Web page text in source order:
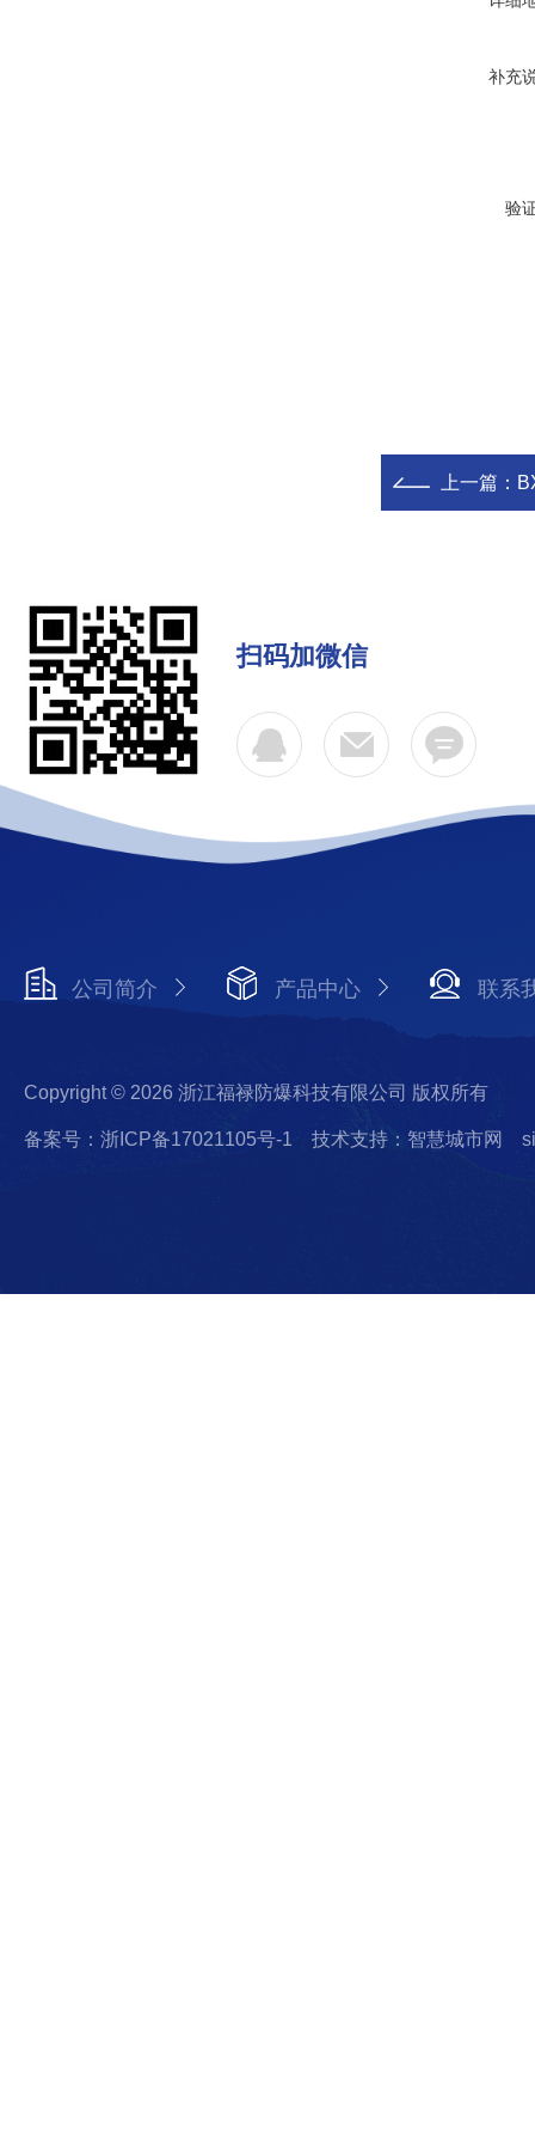
补充
验
上一篇：
扫码加微信
公司简介 产品中心 联系
Copyright © 2026 浙江福禄防爆科技有限公司 版权所有
备案号：浙ICP备17021105号-1 技术支持：智慧城市网